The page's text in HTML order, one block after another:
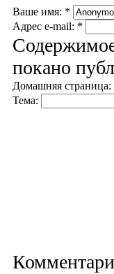
Ваше имя: *
Адрес e-mail: *
покано
Домашняя страница:
Тема: